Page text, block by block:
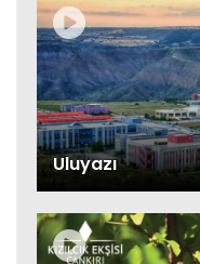
Uluyazı